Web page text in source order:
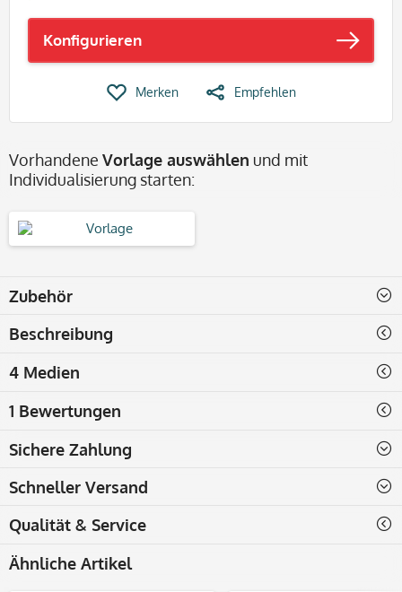
Konfigurieren
Merken Empfehlen
Vorhandene Vorlage auswählen und mit
Individualisierung starten:
Zubehör
Beschreibung
4 Medien
1 Bewertungen
Sichere Zahlung
Schneller Versand
Qualität & Service
Ähnliche Artikel